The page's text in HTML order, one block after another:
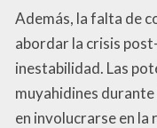
Además, la falta de
abordar la crisis
inestabilidad. Las
muyahidines
en involucrarse en la